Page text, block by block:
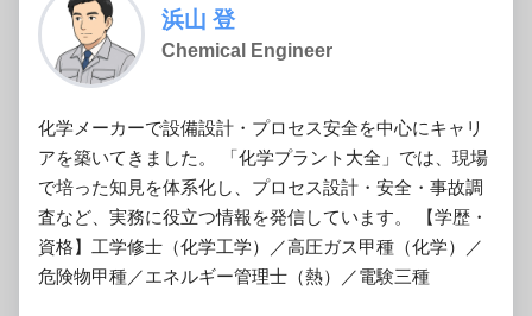
浜山 登
Chemical Engineer
化学メーカーで設備設計・プロセス安全を中心にキャリ
アを築いてきました。 「化学プラント大全」では、現場
で培った知見を体系化し、プロセス設計・安全・事故調
査など、実務に役立つ情報を発信しています。 【学歴・
資格】工学修士（化学工学）／高圧ガス甲種（化学）／
危険物甲種／エネルギー管理士（熱）／電験三種